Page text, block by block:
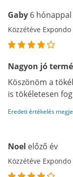
Gaby 6
Közzétéve
Nagyon jó
Köszönöm a
is tökéletesen
Eredeti értékelés
Noel előző év
Közzétéve Expondo